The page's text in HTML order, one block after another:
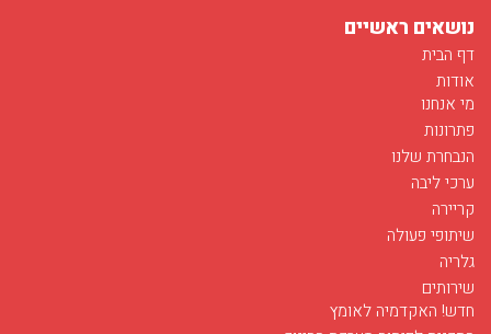
נושאים ראשיים
דף הבית
אודות
מי אנחנו
פתרונות
הנבחרת שלנו
ערכי ליבה
קריירה
שיתופי פעולה
גלריה
שירותים
חדש! האקדמיה לאומץ